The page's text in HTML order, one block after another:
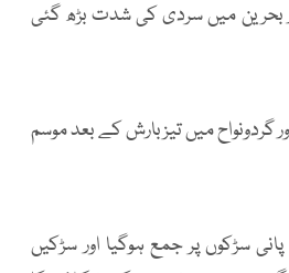
بحرین میں سردی کی شدت بڑھ گئی
گردونواح میں تیز بارش کے بعد موسم
سڑکوں پر جمع ہوگیا اور سڑکیں